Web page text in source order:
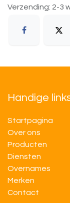
Verzending: 2-3
Handige
Startpagina
Over ons
Producten
Diensten
Overnames
M​​erken
Contact